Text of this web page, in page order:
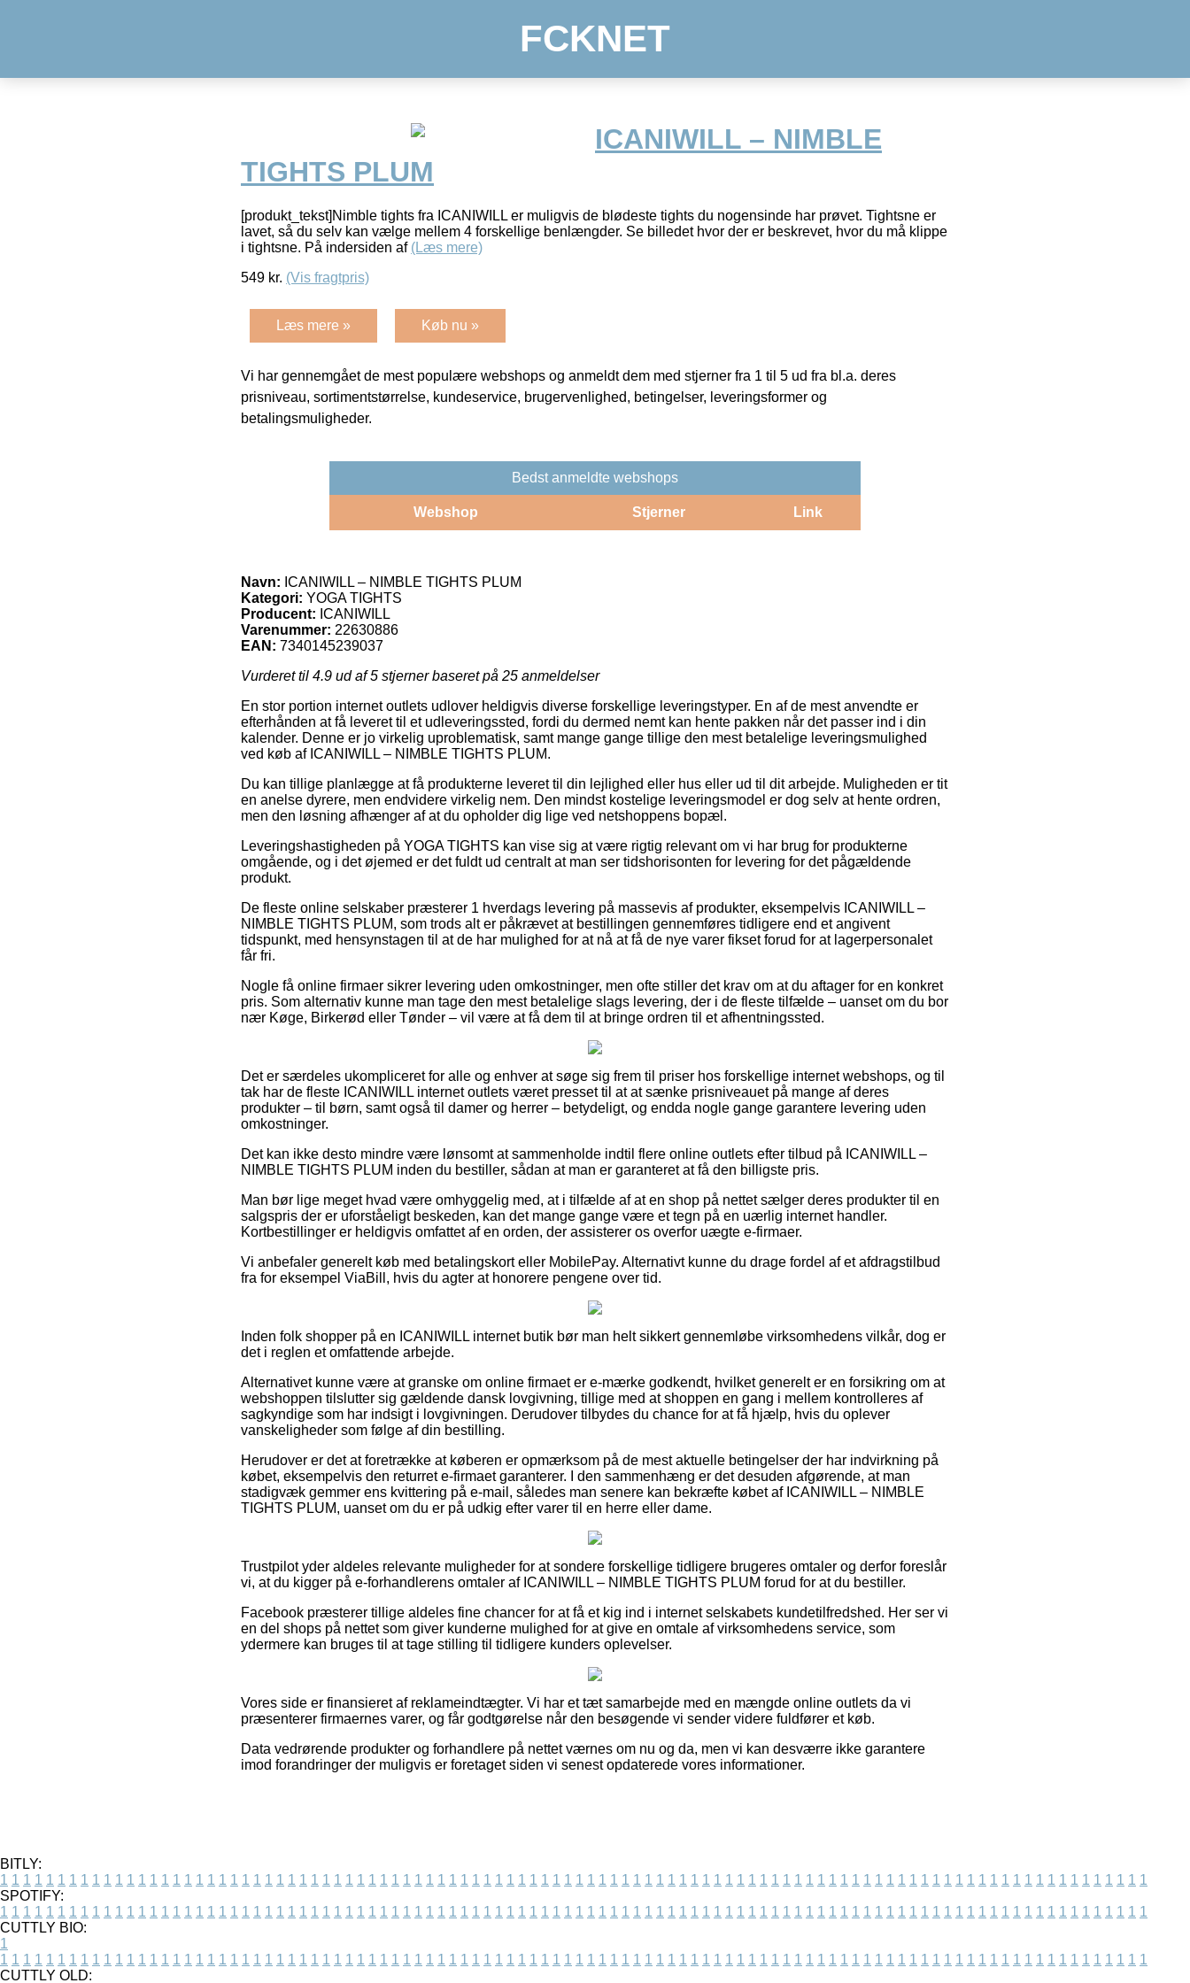
FCKNET
ICANIWILL – NIMBLE
TIGHTS PLUM
[produkt_tekst]Nimble tights fra ICANIWILL er muligvis de blødeste tights du nogensinde har prøvet. Tightsne er
lavet, så du selv kan vælge mellem 4 forskellige benlængder. Se billedet hvor der er beskrevet, hvor du må klippe
i tightsne. På indersiden af (Læs mere)
549 kr. (Vis fragtpris)
Læs mere » Køb nu »
Vi har gennemgået de mest populære webshops og anmeldt dem med stjerner fra 1 til 5 ud fra bl.a. deres
prisniveau, sortimentstørrelse, kundeservice, brugervenlighed, betingelser, leveringsformer og
betalingsmuligheder.
Bedst anmeldte webshops
Webshop Stjerner Link
Navn: ICANIWILL – NIMBLE TIGHTS PLUM
Kategori: YOGA TIGHTS
Producent: ICANIWILL
Varenummer: 22630886
EAN: 7340145239037
Vurderet til 4.9 ud af 5 stjerner baseret på 25 anmeldelser
En stor portion internet outlets udlover heldigvis diverse forskellige leveringstyper. En af de mest anvendte er
efterhånden at få leveret til et udleveringssted, fordi du dermed nemt kan hente pakken når det passer ind i din
kalender. Denne er jo virkelig uproblematisk, samt mange gange tillige den mest betalelige leveringsmulighed
ved køb af ICANIWILL – NIMBLE TIGHTS PLUM.
Du kan tillige planlægge at få produkterne leveret til din lejlighed eller hus eller ud til dit arbejde. Muligheden er tit
en anelse dyrere, men endvidere virkelig nem. Den mindst kostelige leveringsmodel er dog selv at hente ordren,
men den løsning afhænger af at du opholder dig lige ved netshoppens bopæl.
Leveringshastigheden på YOGA TIGHTS kan vise sig at være rigtig relevant om vi har brug for produkterne
omgående, og i det øjemed er det fuldt ud centralt at man ser tidshorisonten for levering for det pågældende
produkt.
De fleste online selskaber præsterer 1 hverdags levering på massevis af produkter, eksempelvis ICANIWILL –
NIMBLE TIGHTS PLUM, som trods alt er påkrævet at bestillingen gennemføres tidligere end et angivent
tidspunkt, med hensynstagen til at de har mulighed for at nå at få de nye varer fikset forud for at lagerpersonalet
får fri.
Nogle få online firmaer sikrer levering uden omkostninger, men ofte stiller det krav om at du aftager for en konkret
pris. Som alternativ kunne man tage den mest betalelige slags levering, der i de fleste tilfælde – uanset om du bor
nær Køge, Birkerød eller Tønder – vil være at få dem til at bringe ordren til et afhentningssted.
Det er særdeles ukompliceret for alle og enhver at søge sig frem til priser hos forskellige internet webshops, og til
tak har de fleste ICANIWILL internet outlets været presset til at at sænke prisniveauet på mange af deres
produkter – til børn, samt også til damer og herrer – betydeligt, og endda nogle gange garantere levering uden
omkostninger.
Det kan ikke desto mindre være lønsomt at sammenholde indtil flere online outlets efter tilbud på ICANIWILL –
NIMBLE TIGHTS PLUM inden du bestiller, sådan at man er garanteret at få den billigste pris.
Man bør lige meget hvad være omhyggelig med, at i tilfælde af at en shop på nettet sælger deres produkter til en
salgspris der er uforståeligt beskeden, kan det mange gange være et tegn på en uærlig internet handler.
Kortbestillinger er heldigvis omfattet af en orden, der assisterer os overfor uægte e-firmaer.
Vi anbefaler generelt køb med betalingskort eller MobilePay. Alternativt kunne du drage fordel af et afdragstilbud
fra for eksempel ViaBill, hvis du agter at honorere pengene over tid.
Inden folk shopper på en ICANIWILL internet butik bør man helt sikkert gennemløbe virksomhedens vilkår, dog er
det i reglen et omfattende arbejde.
Alternativet kunne være at granske om online firmaet er e-mærke godkendt, hvilket generelt er en forsikring om at
webshoppen tilslutter sig gældende dansk lovgivning, tillige med at shoppen en gang i mellem kontrolleres af
sagkyndige som har indsigt i lovgivningen. Derudover tilbydes du chance for at få hjælp, hvis du oplever
vanskeligheder som følge af din bestilling.
Herudover er det at foretrække at køberen er opmærksom på de mest aktuelle betingelser der har indvirkning på
købet, eksempelvis den returret e-firmaet garanterer. I den sammenhæng er det desuden afgørende, at man
stadigvæk gemmer ens kvittering på e-mail, således man senere kan bekræfte købet af ICANIWILL – NIMBLE
TIGHTS PLUM, uanset om du er på udkig efter varer til en herre eller dame.
Trustpilot yder aldeles relevante muligheder for at sondere forskellige tidligere brugeres omtaler og derfor foreslår
vi, at du kigger på e-forhandlerens omtaler af ICANIWILL – NIMBLE TIGHTS PLUM forud for at du bestiller.
Facebook præsterer tillige aldeles fine chancer for at få et kig ind i internet selskabets kundetilfredshed. Her ser vi
en del shops på nettet som giver kunderne mulighed for at give en omtale af virksomhedens service, som
ydermere kan bruges til at tage stilling til tidligere kunders oplevelser.
Vores side er finansieret af reklameindtægter. Vi har et tæt samarbejde med en mængde online outlets da vi
præsenterer firmaernes varer, og får godtgørelse når den besøgende vi sender videre fuldfører et køb.
Data vedrørende produkter og forhandlere på nettet værnes om nu og da, men vi kan desværre ikke garantere
imod forandringer der muligvis er foretaget siden vi senest opdaterede vores informationer.
BITLY:
1 1 1 1 1 1 1 1 1 1 1 1 1 1 1 1 1 1 1 1 1 1 1 1 1 1 1 1 1 1 1 1 1 1 1 1 1 1 1 1 1 1 1 1 1 1 1 1 1 1 1 1 1 1 1 1 1 1 1 1 1 1 1 1 1 1 1 1 1 1 1 1 1 1 1 1 1 1 1 1 1 1 1 1 1 1 1 1 1 1 1 1 1 1 1 1 1 1 1 1
SPOTIFY:
1 1 1 1 1 1 1 1 1 1 1 1 1 1 1 1 1 1 1 1 1 1 1 1 1 1 1 1 1 1 1 1 1 1 1 1 1 1 1 1 1 1 1 1 1 1 1 1 1 1 1 1 1 1 1 1 1 1 1 1 1 1 1 1 1 1 1 1 1 1 1 1 1 1 1 1 1 1 1 1 1 1 1 1 1 1 1 1 1 1 1 1 1 1 1 1 1 1 1 1
CUTTLY BIO:
1
1 1 1 1 1 1 1 1 1 1 1 1 1 1 1 1 1 1 1 1 1 1 1 1 1 1 1 1 1 1 1 1 1 1 1 1 1 1 1 1 1 1 1 1 1 1 1 1 1 1 1 1 1 1 1 1 1 1 1 1 1 1 1 1 1 1 1 1 1 1 1 1 1 1 1 1 1 1 1 1 1 1 1 1 1 1 1 1 1 1 1 1 1 1 1 1 1 1 1 1
CUTTLY OLD: